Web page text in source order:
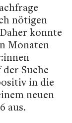
nötigen
konnte
Monaten
Suche
in die
neuen
aus.